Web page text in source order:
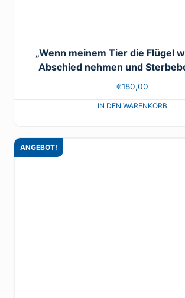
„Wenn meinem Tier die Flügel
Abschied nehmen und
€180,00
ANGEBOT!